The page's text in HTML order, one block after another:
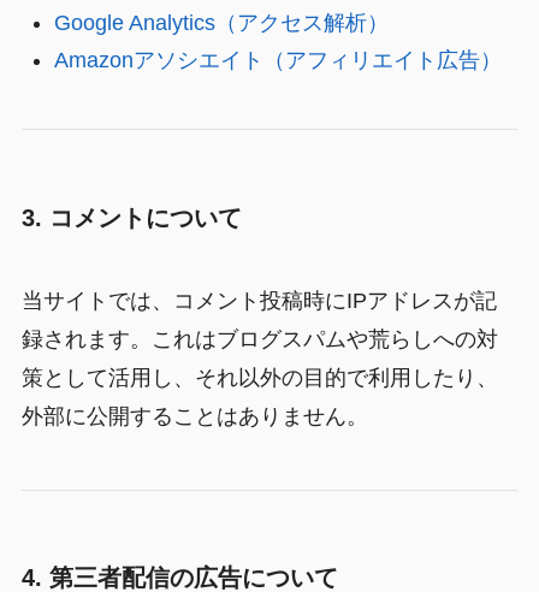
Google Analytics（アクセス解析）
Amazonアソシエイト（アフィリエイト広告）
3. コメントについて
当サイトでは、コメント投稿時にIPアドレスが記
録されます。これはブログスパムや荒らしへの対
策として活用し、それ以外の目的で利用したり、
外部に公開することはありません。
4. 第三者配信の広告について